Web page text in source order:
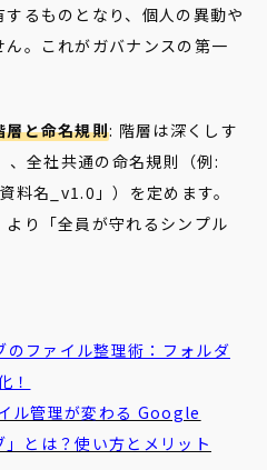
るものとなり、個人の異動や
。これがガバナンスの第一
層と命名規則: 階層は深くしす
、全社共通の命名規則（例:
料名_v1.0」）を定めます。
り「全員が守れるシンプル
のファイル整理術：フォルダ
！
ル管理が変わる Google
とは？使い方とメリット